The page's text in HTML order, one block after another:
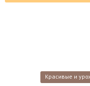
Красивые и